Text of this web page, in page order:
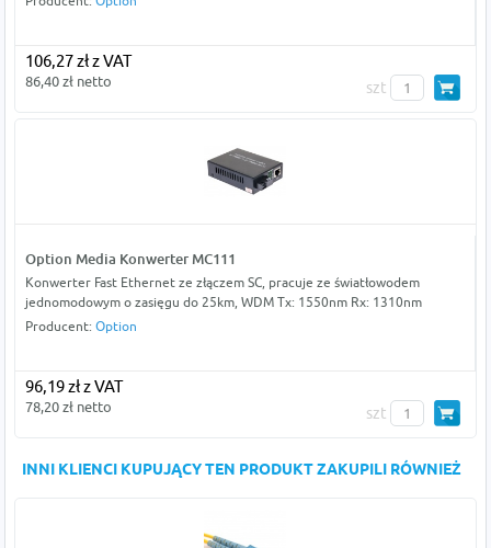
106,27 zł z VAT
86,40 zł netto szt
Option Media Konwerter MC111
Konwerter Fast Ethernet ze złączem SC, pracuje ze światłowodem
jednomodowym o zasięgu do 25km, WDM Tx: 1550nm Rx: 1310nm
Producent: Option
96,19 zł z VAT
78,20 zł netto szt
INNI KLIENCI KUPUJĄCY TEN PRODUKT ZAKUPILI RÓWNIEŻ